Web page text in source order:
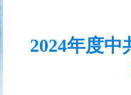
2024年度